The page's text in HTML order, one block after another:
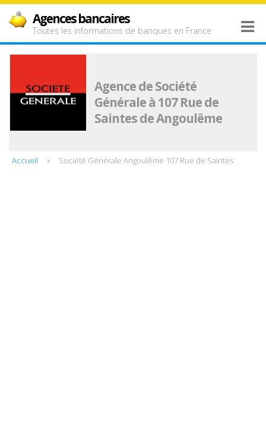
Agences bancaires
Toutes les informations de banques en France
Agence de Société
Générale à 107 Rue de
Saintes de Angoulême
Accueil Société Générale Angoulême 107 Rue de Saintes